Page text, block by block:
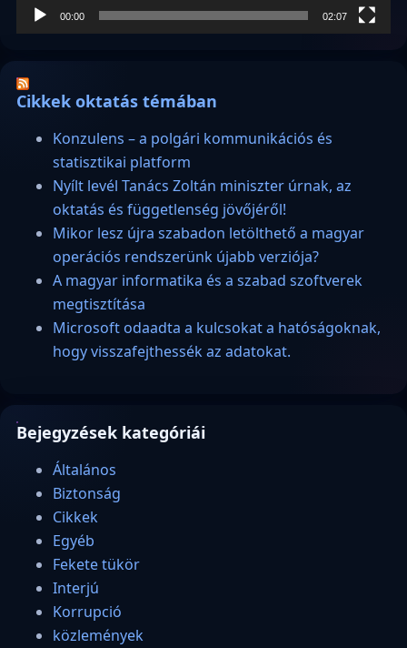
00:00 02:07
Cikkek oktatás témában
Konzulens – a polgári kommunikációs és
statisztikai platform
Nyílt levél Tanács Zoltán miniszter úrnak, az
oktatás és függetlenség jövőjéről!
Mikor lesz újra szabadon letölthető a magyar
operációs rendszerünk újabb verziója?
A magyar informatika és a szabad szoftverek
megtisztítása
Microsoft odaadta a kulcsokat a hatóságoknak,
hogy visszafejthessék az adatokat.
Bejegyzések kategóriái
Általános
Biztonság
Cikkek
Egyéb
Fekete tükör
Interjú
Korrupció
közlemények